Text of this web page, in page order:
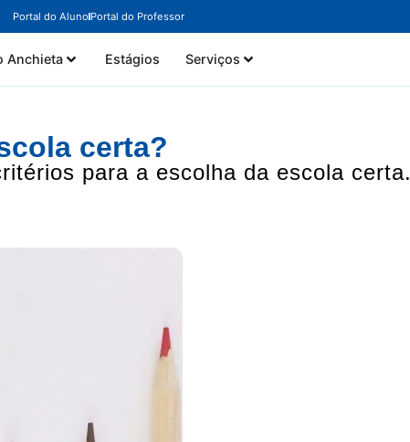
Portal do Aluno Portal do Professor
Anchieta Estágios Serviços
certa?
para a escolha da escola certa.